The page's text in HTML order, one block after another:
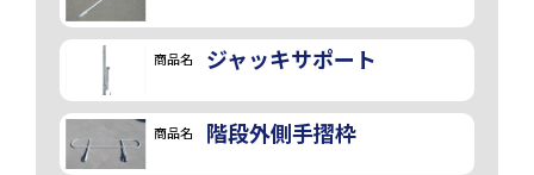
商品名 ジャッキサポート
商品名 階段外側手摺枠